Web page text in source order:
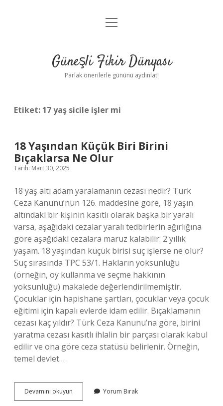
Anasayfa
Yasal Uyarı
menüyü
Güneşli Fikir Dünyası
Parlak önerilerle gününü aydınlat!
Etiket: 17 yaş sicile işler mi
18 Yaşından Küçük Biri Birini
Bıçaklarsa Ne Olur
Tarih: Mart 30, 2025
18 yaş altı adam yaralamanın cezası nedir? Türk
Ceza Kanunu’nun 126. maddesine göre, 18 yaşın
altındaki bir kişinin kasıtlı olarak başka bir yaralı
varsa, aşağıdaki cezalar yaralı tedbirlerin ağırlığına
göre aşağıdaki cezalara maruz kalabilir: 2 yıllık
yaşam. 18 yaşından küçük birisi suç işlerse ne olur?
Suç sırasında TPC 53/1. Hakların yoksunluğu
(örneğin, oy kullanma ve seçme hakkının
yoksunluğu) makalede değerlendirilmemiştir.
Çocuklar için hapishane şartları, çocuklar veya çocuk
eğitimi için kapalı evlerde idam edilir. Bıçaklamanın
cezası kaç yıldır? Türk Ceza Kanunu’na göre, birini
yaratma cezası kasıtlı ihlalin bir parçası olarak kabul
edilir ve ona göre ceza statüsü belirlenir. Örneğin,
temel devlet…
Devamını okuyun
Yaşından
Yorum Bırak